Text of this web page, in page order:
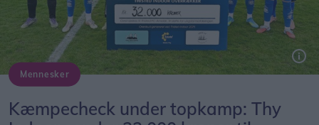
Mennesker
Kæmpecheck under topkamp: Thy